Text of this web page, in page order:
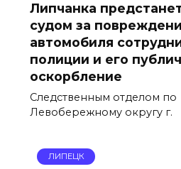
Липчанка
судом за
автомобиля
полиции и его
оскорбление
Следственным отделом по
Левобережному округу г.
ЛИПЕЦК